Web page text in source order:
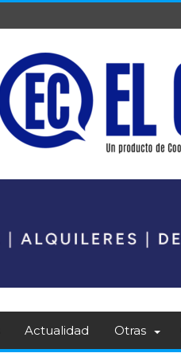
Actualidad Otras